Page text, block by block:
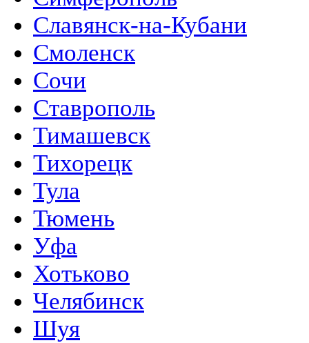
Славянск-на-Кубани
Смоленск
Сочи
Ставрополь
Тимашевск
Тихорецк
Тула
Тюмень
Уфа
Хотьково
Челябинск
Шуя